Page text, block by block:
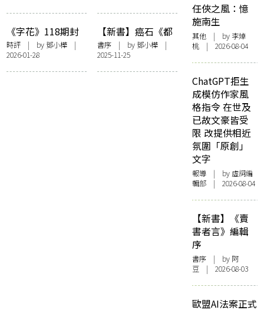
《金多寶》
《字花》118期封
面事件之我見
時評 | by鄧小樺 |
2026-01-28
【新書】癌石《都
是騙人的》鄧小樺
序——〈且從其
本〉
書序| by鄧小樺|
2025-11-25
任俠之風：憶
施南生
其他 | by 李焯
桃 | 2026-08-04
ChatGPT拒生
成模仿作家風
格指令 在世及
已故文豪皆受
限 改提供相近
氛圍「原創」
文字
報導 | by 虛詞編
輯部 | 2026-08-04
【新書】《賣
書者言》編輯
序
書序 | by 阿
豆 | 2026-08-03
歐盟AI法案正式